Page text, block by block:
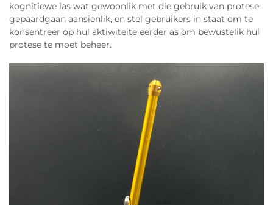
kognitiewe las wat gewoonlik met die gebruik van protese
gepaardgaan aansienlik, en stel gebruikers in staat om te
konsentreer op hul aktiwiteite eerder as om bewustelik hul
protese te moet beheer.